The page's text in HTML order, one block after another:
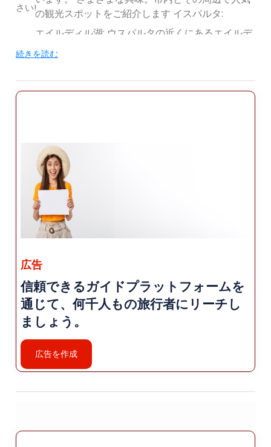
の観光スポットをご紹介します イスパルタ:
エイルディル湖: ウスパルタの近くにあるエイルデ
ィル湖は、美しい湖です。 山に囲まれた淡水湖。
人気のスポットです 釣り、ボート遊び、ハイキン
めます。 雰囲気。
ーボードを楽しむのに最適な場所です。 ダブラズ
山に位置し、さまざまなゲレンデがあり、 さまざ
まなスキルレベル。
ローズ ガーデン: イスパルタはバラの栽培で有名で
す。 バラ園や畑を訪れ、美しい景色を見て学びま
しょう ローズオイルの生産について。バラが満開
になる見ごろの時期 5月と6月です。
アタベイ モスク: ウスパルタの市内中心部にあるア
タベイ モスク 複雑なデザインと歴史を備えた建築
の宝石です 意義。ここは祈りと探検のための静か
な場所です。
郷土料理: イスパルタでは、さまざまなおいしい郷
土料理を提供しています。 「イスパルタ ケバブ」
（肉のグリル）などの人気料理を試してみましょ
滞在中に地元の味をお楽しみください。
さい!
続きを読む
広告
信頼できるガイドプラットフォームを
通じて、何千人もの旅行者にリーチし
ましょう。
広告を作成